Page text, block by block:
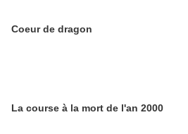
Coeur de dragon
La course à la mort de l'an 2000